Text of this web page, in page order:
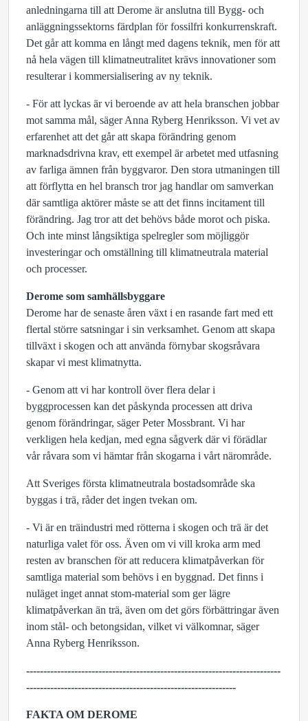
anledningarna till att Derome är anslutna till Bygg- och
anläggningssektorns färdplan för fossilfri konkurrenskraft.
Det går att komma en långt med dagens teknik, men för att
nå hela vägen till klimatneutralitet krävs innovationer som
resulterar i kommersialisering av ny teknik.
- För att lyckas är vi beroende av att hela branschen jobbar
mot samma mål, säger Anna Ryberg Henriksson. Vi vet av
erfarenhet att det går att skapa förändring genom
marknadsdrivna krav, ett exempel är arbetet med utfasning
av farliga ämnen från byggvaror. Den stora utmaningen till
att förflytta en hel bransch tror jag handlar om samverkan
där samtliga aktörer måste se att det finns incitament till
förändring. Jag tror att det behövs både morot och piska.
Och inte minst långsiktiga spelregler som möjliggör
investeringar och omställning till klimatneutrala material
och processer.
Derome som samhällsbyggare
Derome har de senaste åren växt i en rasande fart med ett
flertal större satsningar i sin verksamhet. Genom att skapa
tillväxt i skogen och att använda förnybar skogsråvara
skapar vi mest klimatnytta.
- Genom att vi har kontroll över flera delar i
byggprocessen kan det påskynda processen att driva
genom förändringar, säger Peter Mossbrant. Vi har
verkligen hela kedjan, med egna sågverk där vi förädlar
vår råvara som vi hämtar från skogarna i vårt närområde.
Att Sveriges första klimatneutrala bostadsområde ska
byggas i trä, råder det ingen tvekan om.
- Vi är en träindustri med rötterna i skogen och trä är det
naturliga valet för oss. Även om vi vill kroka arm med
resten av branschen för att reducera klimatpåverkan för
samtliga material som behövs i en byggnad. Det finns i
nuläget inget annat stom-material som ger lägre
klimatpåverkan än trä, även om det görs förbättringar även
inom stål- och betongsidan, vilket vi välkomnar, säger
Anna Ryberg Henriksson.
--------------------------------------------------------------------------
-------------------------------------------------------------
FAKTA OM DEROME